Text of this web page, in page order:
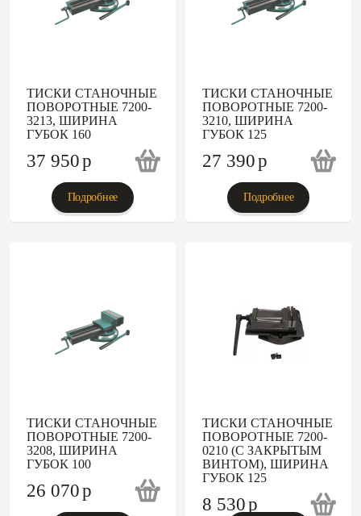
ТИСКИ СТАНОЧНЫЕ
ПОВОРОТНЫЕ 7200-
3213, ШИРИНА
ГУБОК 160
37 950p
Подробнее
ТИСКИ СТАНОЧНЫЕ
ПОВОРОТНЫЕ 7200-
3210, ШИРИНА
ГУБОК 125
27 390p
Подробнее
ТИСКИ СТАНОЧНЫЕ
ПОВОРОТНЫЕ 7200-
3208, ШИРИНА
ГУБОК 100
26 070p
ТИСКИ СТАНОЧНЫЕ
ПОВОРОТНЫЕ 7200-
0210 (С ЗАКРЫТЫМ
ВИНТОМ), ШИРИНА
ГУБОК 125
8 530p